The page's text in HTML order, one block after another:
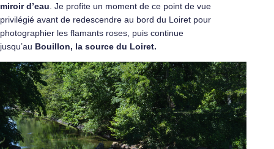
miroir d’eau . Je profite un moment de ce point de vue
privilégié avant de redescendre au bord du Loiret pour
photographier les flamants roses, puis continue
jusqu’au Bouillon, la source du Loiret.